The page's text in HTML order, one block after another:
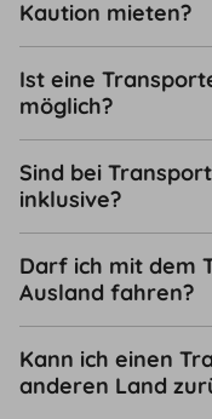
Kaution mieten?
Ist eine
möglich?
Sind bei
inklusive?
Darf ich mit dem
Ausland fahren?
Kann ich einen
anderen Land